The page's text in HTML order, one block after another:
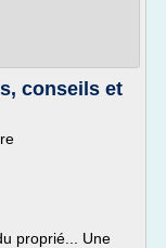
conseils et
proprié... Une